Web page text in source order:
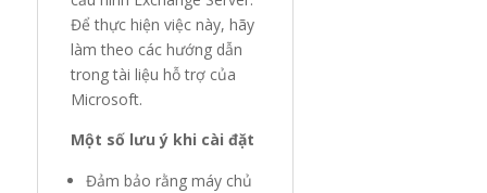
Để thực hiện việc này, hãy
làm theo các hướng dẫn
trong tài liệu hỗ trợ của
Microsoft.
Một số lưu ý khi cài đặt
Đảm bảo rằng máy chủ